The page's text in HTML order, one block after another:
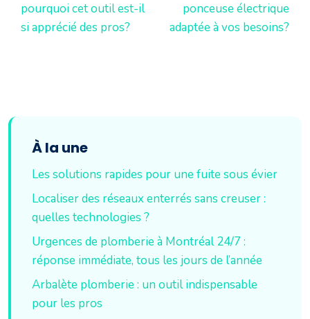
pourquoi cet outil est-il
si apprécié des pros?
ponceuse électrique
adaptée à vos besoins?
À la une
Les solutions rapides pour une fuite sous évier
Localiser des réseaux enterrés sans creuser :
quelles technologies ?
Urgences de plomberie à Montréal 24/7 :
réponse immédiate, tous les jours de l’année
Arbalète plomberie : un outil indispensable
pour les pros